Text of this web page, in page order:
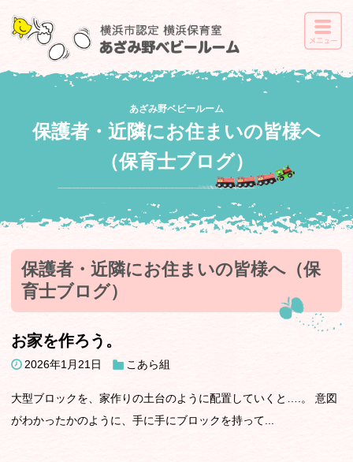
あざみ野ベビールーム
保護者・近隣にお住まいの皆様へ
（保育士ブログ）
保護者・近隣にお住まいの皆様へ（保
育士ブログ）
お家を作ろう。
2026年1月21日 こあら組
大型ブロックを、家作りの土台のように配置していくと….。 意図
がわかったかのように、手に手にブロックを持って...